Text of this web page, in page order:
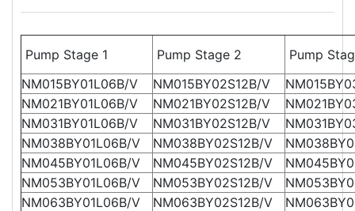
Pump Stage 1 Pump Stage 2
Pump
NM015BY01L06B/V
NM015BY02S12B/V
NM021BY01L06B/V
NM021BY02S12B/V
NM031BY01L06B/V
NM031BY02S12B/V
NM038BY01L06B/V
NM038BY02S12B/V
NM045BY01L06B/V
NM045BY02S12B/V
NM053BY01L06B/V
NM053BY02S12B/V
NM063BY01L06B/V
NM063BY02S12B/V